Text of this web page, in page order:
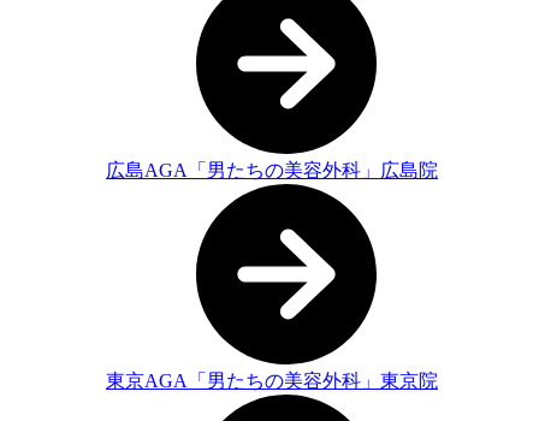
広島AGA「男たちの美容外科」広島院
東京AGA「男たちの美容外科」東京院